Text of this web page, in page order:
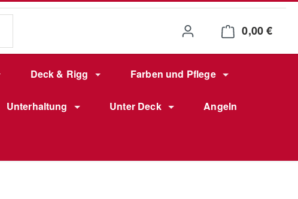
0,00 €
Deck & Rigg Farben und Pflege
Unterhaltung Unter Deck Angeln